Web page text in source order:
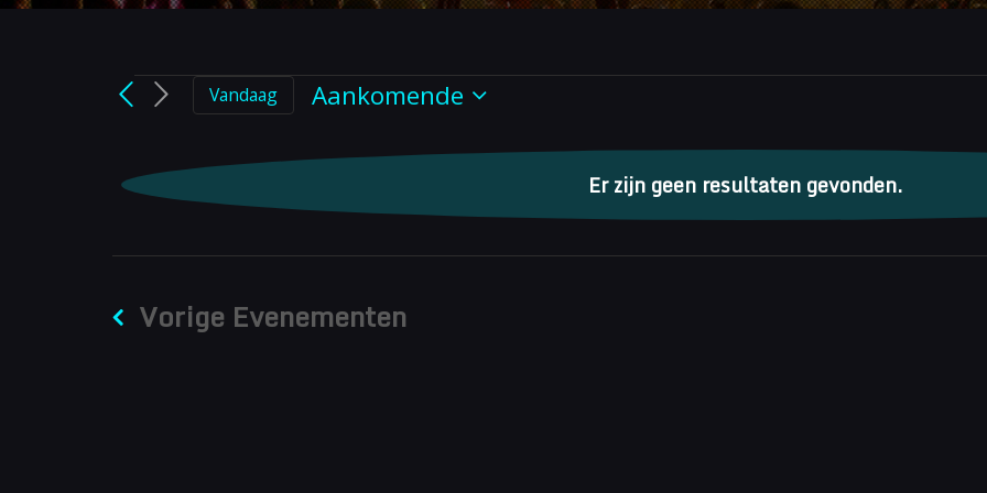
Evenementen
Bericht
Er zijn geen resultaten gevonden.
Vandaag
Aankomende
datum.
Vorige Evenementen